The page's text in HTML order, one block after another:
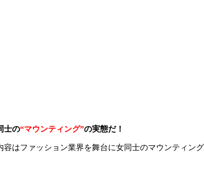
士の“マウンティング”の実態だ！
はファッション業界を舞台に女同士のマウンティング